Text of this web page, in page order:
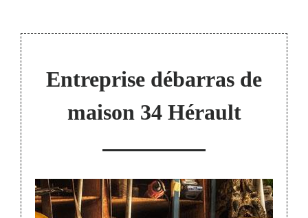
Entreprise débarras de
maison 34 Hérault